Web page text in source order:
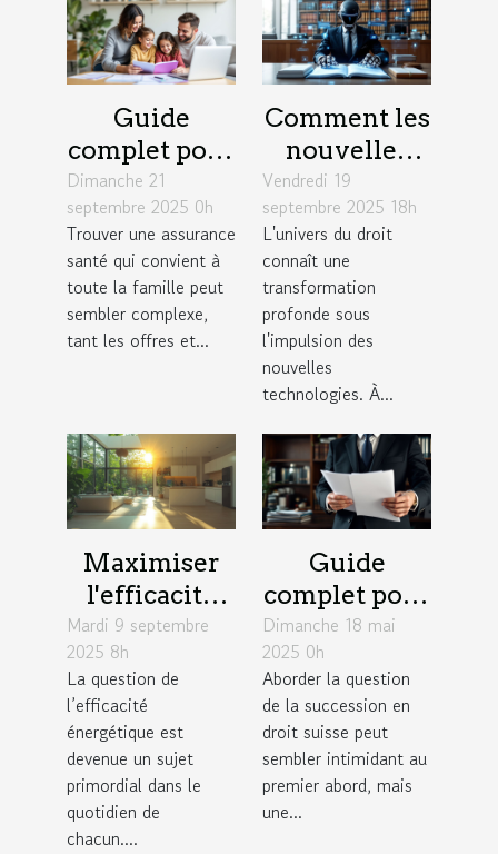
Guide
complet pour
choisir une
assurance
santé adaptée
aux familles
Dimanche 21
septembre 2025 0h
Trouver une assurance
santé qui convient à
toute la famille peut
sembler complexe,
tant les offres et...
Comment les
nouvelles
technologies
redéfinissent
la pratique
du droit ?
Vendredi 19
septembre 2025 18h
L'univers du droit
connaît une
transformation
profonde sous
l'impulsion des
nouvelles
technologies. À...
Maximiser
l'efficacité
énergétique :
astuces pour
réduire votre
facture
Mardi 9 septembre
2025 8h
La question de
l’efficacité
énergétique est
devenue un sujet
primordial dans le
quotidien de
chacun....
Guide
complet pour
comprendre
et planifier
sa succession
en droit
suisse
Dimanche 18 mai
2025 0h
Aborder la question
de la succession en
droit suisse peut
sembler intimidant au
premier abord, mais
une...